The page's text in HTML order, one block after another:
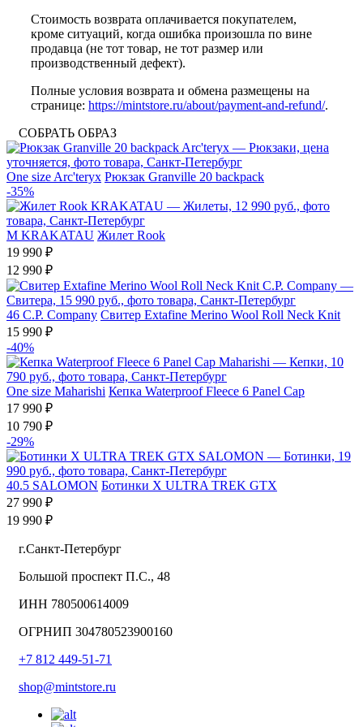
Стоимость возврата оплачивается покупателем,
кроме ситуаций, когда ошибка произошла по вине
продавца (не тот товар, не тот размер или
производственный дефект).
Полные условия возврата и обмена размещены на
странице: https://mintstore.ru/about/payment-and-refund/.
СОБРАТЬ ОБРАЗ
One size Arc'teryx Рюкзак Granville 20 backpack
-35%
M KRAKATAU Жилет Rook
19 990 ₽
12 990 ₽
46 C.P. Company Свитер Extafine Merino Wool Roll Neck Knit
15 990 ₽
-40%
One size Maharishi Кепка Waterproof Fleece 6 Panel Cap
17 990 ₽
10 790 ₽
-29%
40.5 SALOMON Ботинки X ULTRA TREK GTX
27 990 ₽
19 990 ₽
г.Санкт-Петербург
Большой проспект П.С., 48
ИНН 780500614009
ОГРНИП 304780523900160
+7 812 449-51-71
shop@mintstore.ru